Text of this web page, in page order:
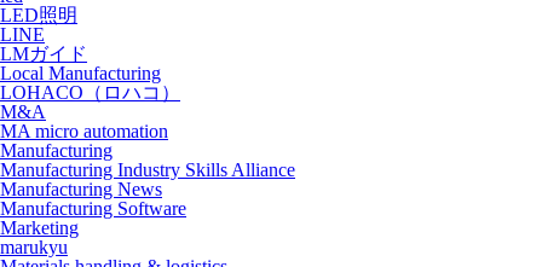
LED照明
LINE
LMガイド
Local Manufacturing
LOHACO（ロハコ）
M&A
MA micro automation
Manufacturing
Manufacturing Industry Skills Alliance
Manufacturing News
Manufacturing Software
Marketing
marukyu